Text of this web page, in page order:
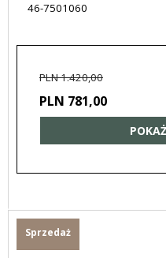
46-7501060
PLN 1.420,00
PLN 781,00
Sprzedaż